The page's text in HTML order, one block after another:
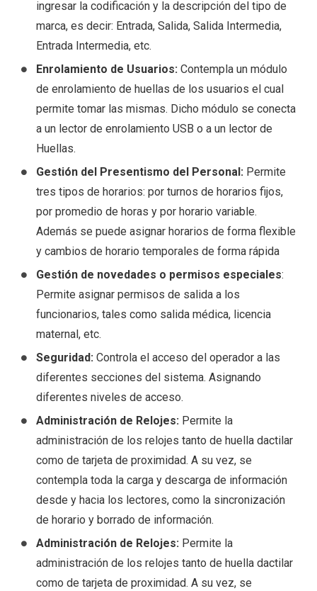
ingresar la codificación y la descripción del tipo de
marca, es decir: Entrada, Salida, Salida Intermedia,
Entrada Intermedia, etc.
Enrolamiento de Usuarios: Contempla un módulo
de enrolamiento de huellas de los usuarios el cual
permite tomar las mismas. Dicho módulo se conecta
a un lector de enrolamiento USB o a un lector de
Huellas.
Gestión del Presentismo del Personal: Permite
tres tipos de horarios: por turnos de horarios fijos,
por promedio de horas y por horario variable.
Además se puede asignar horarios de forma flexible
y cambios de horario temporales de forma rápida
Gestión de novedades o permisos especiales:
Permite asignar permisos de salida a los
funcionarios, tales como salida médica, licencia
maternal, etc.
Seguridad: Controla el acceso del operador a las
diferentes secciones del sistema. Asignando
diferentes niveles de acceso.
Administración de Relojes: Permite la
administración de los relojes tanto de huella dactilar
como de tarjeta de proximidad. A su vez, se
contempla toda la carga y descarga de información
desde y hacia los lectores, como la sincronización
de horario y borrado de información.
Administración de Relojes: Permite la
administración de los relojes tanto de huella dactilar
como de tarjeta de proximidad. A su vez, se